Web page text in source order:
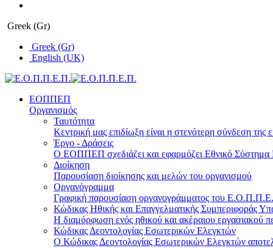
Greek (Gr)
Greek (Gr)
English (UK)
ΕΟΠΠΕΠ
Οργανισμός
Ταυτότητα
Κεντρική μας επιδίωξη είναι η στενότερη σύνδεση της
Έργο - Δράσεις
Ο ΕΟΠΠΕΠ σχεδιάζει και εφαρμόζει Eθνικό Σύστημα
Διοίκηση
Παρουσίαση διοίκησης και μελών του οργανισμού
Οργανόγραμμα
Γραφική παρουσίαση οργανογράμματος του
Κώδικας Ηθικής και Επαγγελματικής Συμπεριφοράς
Η διαμόρφωση ενός ηθικού και ακέραιου εργασιακού
Κώδικας Δεοντολογίας Εσωτερικών Ελεγκτών
Ο Κώδικας Δεοντολογίας Εσωτερικών Ελεγκτών